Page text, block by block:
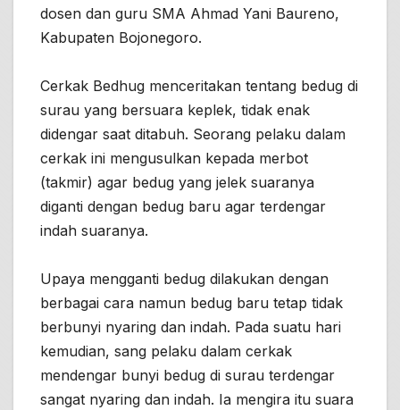
dosen dan guru SMA Ahmad Yani Baureno,
Kabupaten Bojonegoro.
Cerkak Bedhug menceritakan tentang bedug di
surau yang bersuara keplek, tidak enak
didengar saat ditabuh. Seorang pelaku dalam
cerkak ini mengusulkan kepada merbot
(takmir) agar bedug yang jelek suaranya
diganti dengan bedug baru agar terdengar
indah suaranya.
Upaya mengganti bedug dilakukan dengan
berbagai cara namun bedug baru tetap tidak
berbunyi nyaring dan indah. Pada suatu hari
kemudian, sang pelaku dalam cerkak
mendengar bunyi bedug di surau terdengar
sangat nyaring dan indah. Ia mengira itu suara